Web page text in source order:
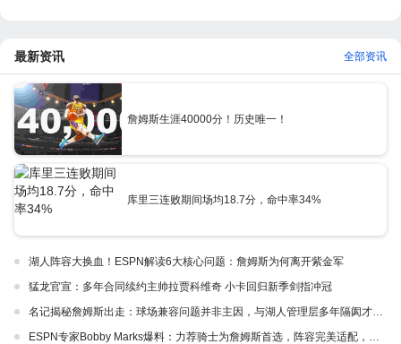
最新资讯 全部资讯
詹姆斯生涯40000分！历史唯一！
库里三连败期间场均18.7分，命中率34%
湖人阵容大换血！ESPN解读6大核心问题：詹姆斯为何离开紫金军
猛龙官宣：多年合同续约主帅拉贾科维奇 小卡回归新季剑指冲冠
名记揭秘詹姆斯出走：球场兼容问题并非主因，与湖人管理层多年隔阂才是真正导火索
ESPN专家Bobby Marks爆料：力荐骑士为詹姆斯首选，阵容完美适配，家乡情怀加分